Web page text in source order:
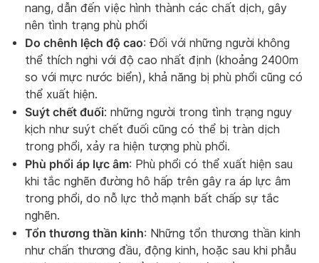
nang, dẫn đến việc hình thành các chất dịch, gây
nên tình trạng phù phổi
Do chênh lệch độ cao: Đối với những người không
thể thích nghi với độ cao nhất định (khoảng 2400m
so với mực nước biển), khả năng bị phù phổi cũng có
thể xuất hiện.
Suýt chết đuối: những người trong tình trạng nguy
kịch như suýt chết đuối cũng có thể bị tràn dịch
trong phổi, xảy ra hiện tượng phù phổi.
Phù phổi áp lực âm: Phù phổi có thể xuất hiện sau
khi tắc nghẽn đường hô hấp trên gây ra áp lực âm
trong phổi, do nỗ lực thở mạnh bất chấp sự tắc
nghẽn.
Tổn thương thần kinh: Những tổn thương thần kinh
như chấn thương đầu, động kinh, hoặc sau khi phẫu